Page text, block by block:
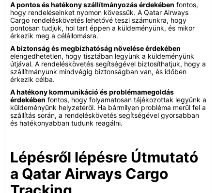
A pontos és hatékony szállítmányozás érdekében fontos,
hogy rendeléseinket nyomon kövessük. A Qatar Airways
Cargo rendeléskövetés lehetővé teszi számunkra, hogy
pontosan tudjuk, hol tart éppen a küldeményünk, és mikor
érkezik meg a célállomásra.
A biztonság és megbízhatóság növelése érdekében
elengedhetetlen, hogy tisztában legyünk a küldeményünk
útjával. A rendeléskövetés segítségével biztosíthatjuk, hogy a
szállítmányunk mindvégig biztonságban van, és időben
érkezik célba.
A hatékony kommunikáció és problémamegoldás
érdekében fontos, hogy folyamatosan tájékozottak legyünk a
küldeményünk helyzetéről. Ha bármilyen probléma merül fel a
szállítás során, a rendeléskövetés segítségével gyorsabban
és hatékonyabban tudunk reagálni.
Lépésről lépésre Útmutató
a Qatar Airways Cargo